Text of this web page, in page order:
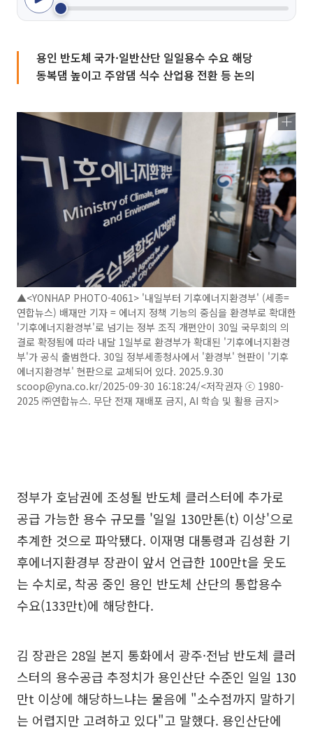
용인 반도체 국가·일반산단 일일용수 수요 해당
동복댐 높이고 주암댐 식수 산업용 전환 등 논의
▲<YONHAP PHOTO-4061> '내일부터 기후에너지환경부' (세종=
연합뉴스) 배재만 기자 = 에너지 정책 기능의 중심을 환경부로 확대한
'기후에너지환경부'로 넘기는 정부 조직 개편안이 30일 국무회의 의
결로 확정됨에 따라 내달 1일부로 환경부가 확대된 '기후에너지환경
부'가 공식 출범한다. 30일 정부세종청사에서 '환경부' 현판이 '기후
에너지환경부' 현판으로 교체되어 있다. 2025.9.30
scoop@yna.co.kr/2025-09-30 16:18:24/<저작권자 ⓒ 1980-
2025 ㈜연합뉴스. 무단 전재 재배포 금지, AI 학습 및 활용 금지>
정부가 호남권에 조성될 반도체 클러스터에 추가로
공급 가능한 용수 규모를 '일일 130만톤(t) 이상'으로
추계한 것으로 파악됐다. 이재명 대통령과 김성환 기
후에너지환경부 장관이 앞서 언급한 100만t을 웃도
는 수치로, 착공 중인 용인 반도체 산단의 통합용수
수요(133만t)에 해당한다.
김 장관은 28일 본지 통화에서 광주·전남 반도체 클러
스터의 용수공급 추정치가 용인산단 수준인 일일 130
만t 이상에 해당하느냐는 물음에 "소수점까지 말하기
는 어렵지만 고려하고 있다"고 말했다. 용인산단에